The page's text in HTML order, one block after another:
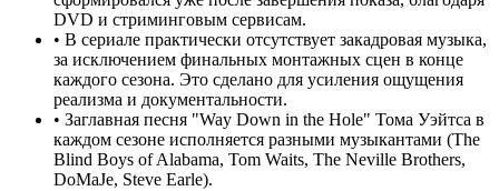
DVD и стриминговым сервисам.
• В сериале практически отсутствует закадровая музыка,
за исключением финальных монтажных сцен в конце
каждого сезона. Это сделано для усиления ощущения
реализма и документальности.
• Заглавная песня "Way Down in the Hole" Тома Уэйтса в
каждом сезоне исполняется разными музыкантами (The
Blind Boys of Alabama, Tom Waits, The Neville Brothers,
DoMaJe, Steve Earle).